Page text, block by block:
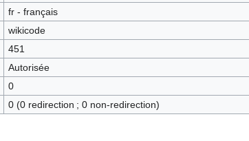
fr - français
wikicode
451
Autorisée
0
0 (0 redirection ; 0 non-redirection)